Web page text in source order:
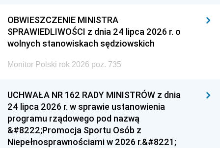
OBWIESZCZENIE MINISTRA
SPRAWIEDLIWOŚCI z dnia 24 lipca 2026 r. o
wolnych stanowiskach sędziowskich
Monitor Polski rok 2026 poz. 735
UCHWAŁA NR 162 RADY MINISTRÓW z dnia
24 lipca 2026 r. w sprawie ustanowienia
programu rządowego pod nazwą
&#8222;Promocja Sportu Osób z
Niepełnosprawnościami w 2026 r.&#8221;